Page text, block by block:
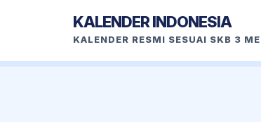
KALENDER INDONESIA
KALENDER RESMI SESUAI SKB 3